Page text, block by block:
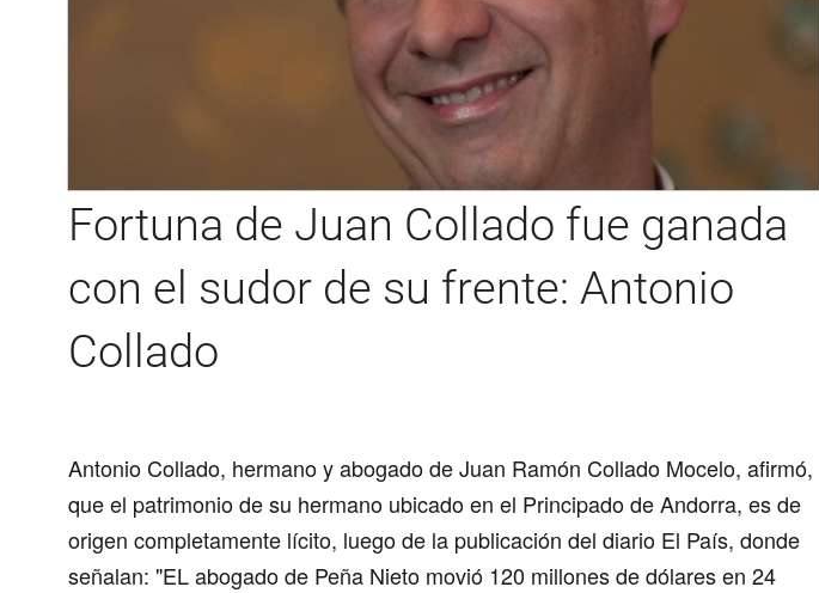
Fortuna de Juan Collado fue ganada
con el sudor de su frente: Antonio
Collado
Antonio Collado, hermano y abogado de Juan Ramón Collado Mocelo, afirmó,
que el patrimonio de su hermano ubicado en el Principado de Andorra, es de
origen completamente lícito, luego de la publicación del diario El País, donde
señalan: "EL abogado de Peña Nieto movió 120 millones de dólares en 24